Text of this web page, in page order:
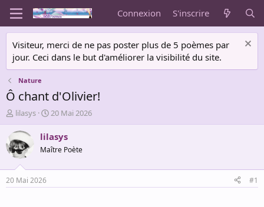
Connexion S'inscrire
Visiteur, merci de ne pas poster plus de 5 poèmes par
jour. Ceci dans le but d'améliorer la visibilité du site.
Nature
Ô chant d'Olivier!
A
u
t
e
u
r
d
e
lilasys
D
a
t
e
d
é
20 Mai 2026
lilasys
Maître Poète
20 Mai 2026 #1